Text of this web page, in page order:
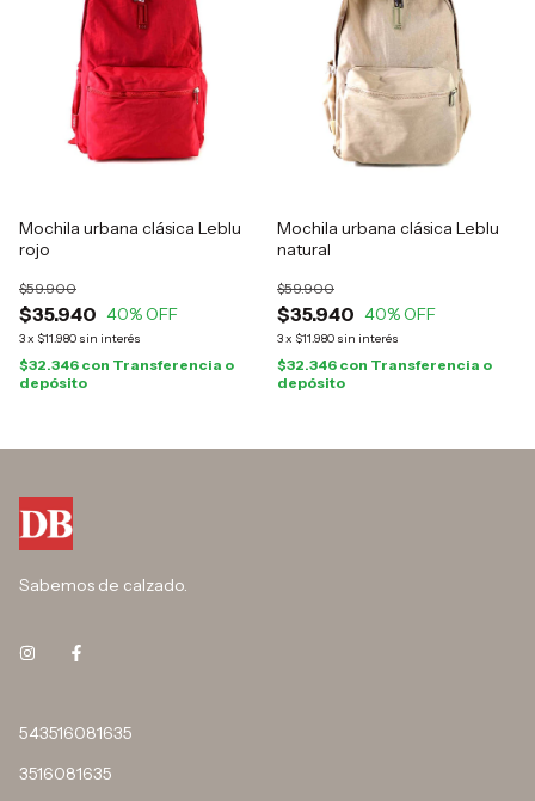
Mochila urbana clásica Leblu
rojo
$35.940
$59.900
40% OFF
3x $11.980 sin interés
$32.346 con Transferencia o
depósito
Mochila urbana clásica Leblu
natural
$35.940
$59.900
40% OFF
3x $11.980 sin interés
$32.346 con Transferencia o
depósito
Sabemos de calzado.
543516081635
3516081635